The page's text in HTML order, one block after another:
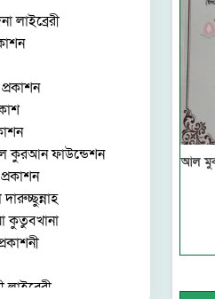
আইটেম
লাইব্রেরী
কুরআন ফাউন্ডেশন
কুতুবখানা
লাইব্রেরী
আল